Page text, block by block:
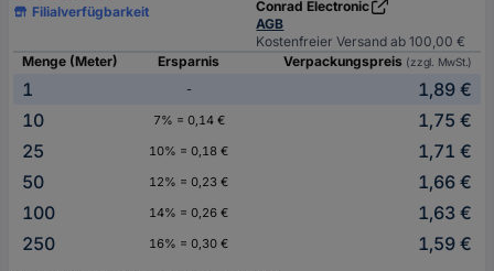
Filialverfügbarkeit
Conrad Electronic
AGB
Kostenfreier Versand ab 100,00 €
Menge (Meter)
Ersparnis Verpackungspreis (zzgl. MwSt.)
1 -
1,89 €
10
7% = 0,14 €
1,75 €
25
10% = 0,18 €
1,71 €
50
12% = 0,23 €
1,66 €
100
14% = 0,26 €
1,63 €
250
16% = 0,30 € 1,59 €